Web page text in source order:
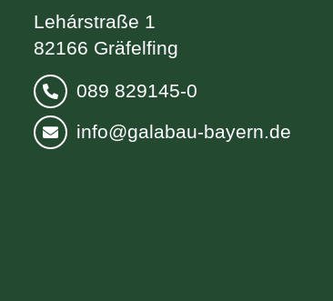
Lehárstraße 1
82166 Gräfelfing
089 829145-0
info@galabau-bayern.de